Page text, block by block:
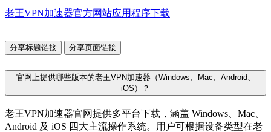
老王VPN加速器官方网站应用程序下载
分享标题链接 分享页面链接
官网上提供哪些版本的老王VPN加速器（Windows、Mac、Android、
iOS）？
老王VPN加速器官网提供多平台下载，涵盖 Windows、Mac、
Android 及 iOS 四大主流操作系统。用户可根据设备类型在老